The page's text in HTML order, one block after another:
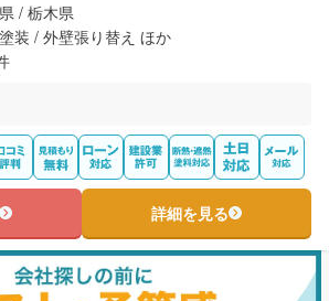
/ 栃木県
装 / 外壁張り替え ほか
詳細を見る